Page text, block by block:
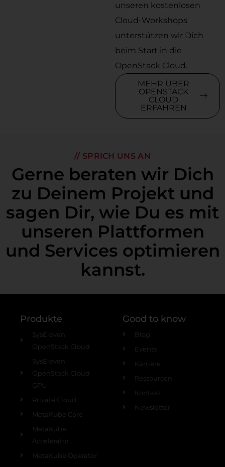
unseren kostenlosen
Cloud-Workshops
unterstützen wir Dich
beim Start in die
OpenStack Cloud.
MEHR ÜBER
OPENSTACK
CLOUD
ERFAHREN
// SPRICH UNS AN
Gerne beraten wir Dich
zu Deinem Projekt und
sagen Dir, wie Du es mit
unseren Plattformen
und Services optimieren
kannst.
Produkte
SysEleven
OpenStack Cloud
SysEleven
OpenStack Cloud
GPU
Private Cloud
MetaKube Core
MetaKube
Accelerator
MetaKube Operator
Good to know
Blog
Events
Karriere
Ressourcen
Kontakt
Newsletter